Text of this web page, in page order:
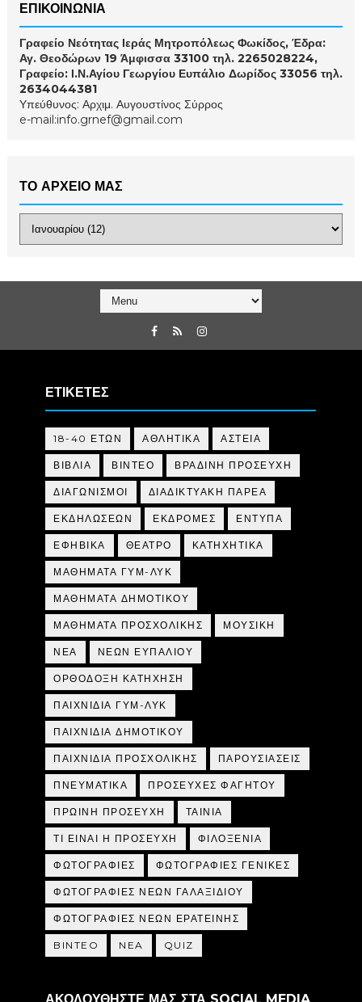
ΕΠΙΚΟΙΝΩΝΙΑ
Γραφείο Νεότητας Ιεράς Μητροπόλεως Φωκίδος, Έδρα:
Αγ. Θεοδώρων 19 Άμφισσα 33100 τηλ. 2265028224,
Γραφείο: Ι.Ν.Αγίου Γεωργίου Ευπάλιο Δωρίδος 33056 τηλ.
2634044381
Υπεύθυνος: Αρχιμ. Αυγουστίνος Σύρρος
e-mail:info.grnef@gmail.com
ΤΟ ΑΡΧΕΙΟ ΜΑΣ
ΕΤΙΚΕΤΕΣ
18-40 ΕΤΩΝ ΑΘΛΗΤΙΚΑ ΑΣΤΕΙΑ
ΒΙΒΛΙΑ ΒΙΝΤΕΟ ΒΡΑΔΙΝΗ ΠΡΟΣΕΥΧΗ
ΔΙΑΓΩΝΙΣΜΟΙ ΔΙΑΔΙΚΤΥΑΚΗ ΠΑΡΕΑ
ΕΚΔΗΛΩΣΕΩΝ ΕΚΔΡΟΜΕΣ ΕΝΤΥΠΑ
ΕΦΗΒΙΚΑ ΘΕΑΤΡΟ ΚΑΤΗΧΗΤΙΚΑ
ΜΑΘΗΜΑΤΑ ΓΥΜ-ΛΥΚ
ΜΑΘΗΜΑΤΑ ΔΗΜΟΤΙΚΟΥ
ΜΑΘΗΜΑΤΑ ΠΡΟΣΧΟΛΙΚΗΣ ΜΟΥΣΙΚΗ
ΝΕΑ ΝΕΩΝ ΕΥΠΑΛΙΟΥ
ΟΡΘΟΔΟΞΗ ΚΑΤΗΧΗΣΗ
ΠΑΙΧΝΙΔΙΑ ΓΥΜ-ΛΥΚ
ΠΑΙΧΝΙΔΙΑ ΔΗΜΟΤΙΚΟΥ
ΠΑΙΧΝΙΔΙΑ ΠΡΟΣΧΟΛΙΚΗΣ ΠΑΡΟΥΣΙΑΣΕΙΣ
ΠΝΕΥΜΑΤΙΚΑ ΠΡΟΣΕΥΧΕΣ ΦΑΓΗΤΟΥ
ΠΡΩΙΝΗ ΠΡΟΣΕΥΧΗ ΤΑΙΝΙΑ
ΤΙ ΕΙΝΑΙ Η ΠΡΟΣΕΥΧΗ ΦΙΛΟΞΕΝΙΑ
ΦΩΤΟΓΡΑΦΙΕΣ ΦΩΤΟΓΡΑΦΙΕΣ ΓΕΝΙΚΕΣ
ΦΩΤΟΓΡΑΦΙΕΣ ΝΕΩΝ ΓΑΛΑΞΙΔΙΟΥ
ΦΩΤΟΓΡΑΦΙΕΣ ΝΕΩΝ ΕΡΑΤΕΙΝΗΣ
BINTEO NEA QUIZ